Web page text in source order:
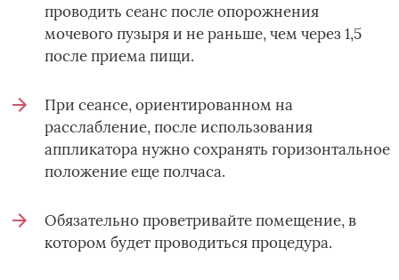
проводить сеанс после опорожнения
мочевого пузыря и не раньше, чем через 1,5
после приема пищи.
При сеансе, ориентированном на
расслабление, после использования
аппликатора нужно сохранять горизонтальное
положение еще полчаса.
Обязательно проветривайте помещение, в
котором будет проводиться процедура.